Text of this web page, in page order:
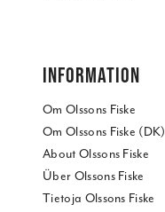
INFORMATION
Om Olssons Fiske
Om Olssons Fiske (DK)
About Olssons Fiske
Über Olssons Fiske
Tietoja Olssons Fiske